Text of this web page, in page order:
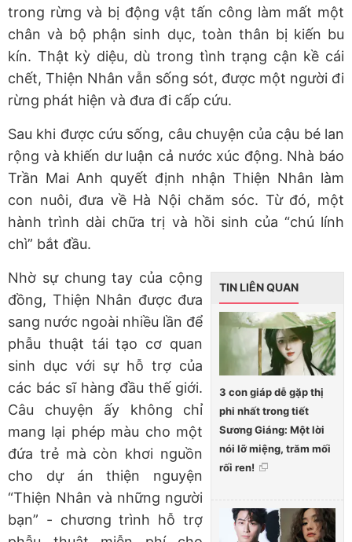
trong rừng và bị động vật tấn công làm mất một
chân và bộ phận sinh dục, toàn thân bị kiến bu
kín. Thật kỳ diệu, dù trong tình trạng cận kề cái
chết, Thiện Nhân vẫn sống sót, được một người đi
rừng phát hiện và đưa đi cấp cứu.
Sau khi được cứu sống, câu chuyện của cậu bé lan
rộng và khiến dư luận cả nước xúc động. Nhà báo
Trần Mai Anh quyết định nhận Thiện Nhân làm
con nuôi, đưa về Hà Nội chăm sóc. Từ đó, một
hành trình dài chữa trị và hồi sinh của “chú lính
chì” bắt đầu.
TIN LIÊN QUAN
3 con giáp dễ gặp thị
phi nhất trong tiết
Sương Giáng: Một lời
nói lỡ miệng, trăm mối
rối ren!
Nhờ sự chung tay của cộng
đồng, Thiện Nhân được đưa
sang nước ngoài nhiều lần để
phẫu thuật tái tạo cơ quan
sinh dục với sự hỗ trợ của
các bác sĩ hàng đầu thế giới.
Câu chuyện ấy không chỉ
mang lại phép màu cho một
đứa trẻ mà còn khơi nguồn
cho dự án thiện nguyện
“Thiện Nhân và những người
bạn” - chương trình hỗ trợ